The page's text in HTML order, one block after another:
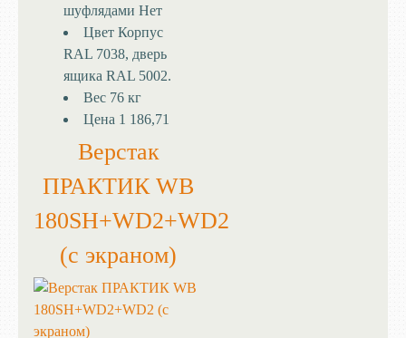
шуфлядами Нет
Цвет Корпус
RAL 7038, дверь
ящика RAL 5002.
Вес 76 кг
Цена 1 186,71
Верстак
ПРАКТИК WB
180SH+WD2+WD2
(с экраном)